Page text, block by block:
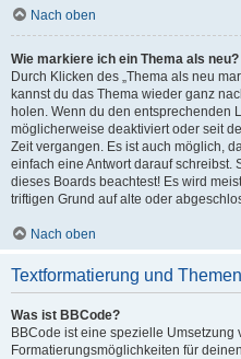
Nach oben
Wie markiere ich ein Thema als neu?
Durch Klicken des „Thema als neu
kannst du das Thema wieder ganz
holen. Wenn du den entsprechenden
möglicherweise deaktiviert oder seit
Zeit vergangen. Es ist auch möglich,
einfach eine Antwort darauf schreibst.
dieses Boards beachtest! Es wird
triftigen Grund auf alte oder
Nach oben
Textformatierung und
Was ist BBCode?
BBCode ist eine spezielle
Formatierungsmöglichkeiten für